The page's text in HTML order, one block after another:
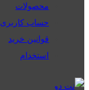
محصولات
حساب کاربری
قوانین خرید
استخدام